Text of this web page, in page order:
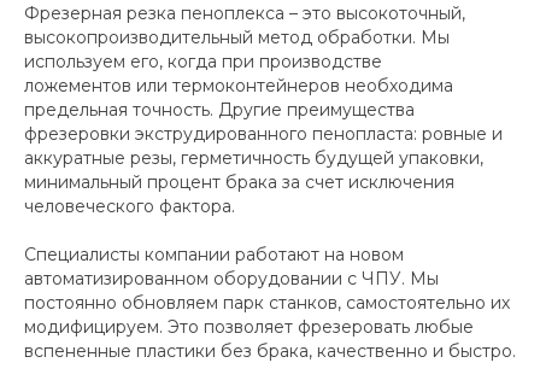
Фрезерная резка пеноплекса – это высокоточный,
высокопроизводительный метод обработки. Мы
используем его, когда при производстве
ложементов или термоконтейнеров необходима
предельная точность. Другие преимущества
фрезеровки экструдированного пенопласта: ровные и
аккуратные резы, герметичность будущей упаковки,
минимальный процент брака за счет исключения
человеческого фактора.
Специалисты компании работают на новом
автоматизированном оборудовании с ЧПУ. Мы
постоянно обновляем парк станков, самостоятельно их
модифицируем. Это позволяет фрезеровать любые
вспененные пластики без брака, качественно и быстро.